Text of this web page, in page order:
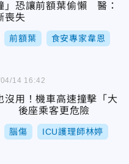
」恐讓前額葉偷懶 醫：
喪失
前額葉 食安專家韋恩
沒用！機車高速撞擊「大
後座乘客更危險
腦傷 ICU護理師林婷
14 16:42